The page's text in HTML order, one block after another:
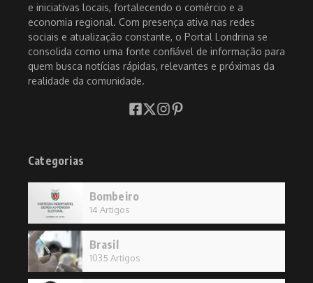
e iniciativas locais, fortalecendo o comércio e a
economia regional. Com presença ativa nas redes
sociais e atualização constante, o Portal Londrina se
consolida como uma fonte confiável de informação para
quem busca notícias rápidas, relevantes e próximas da
realidade da comunidade.
Categorias
Bombeiro
14 Artigos
Brasil
1035 Artigos